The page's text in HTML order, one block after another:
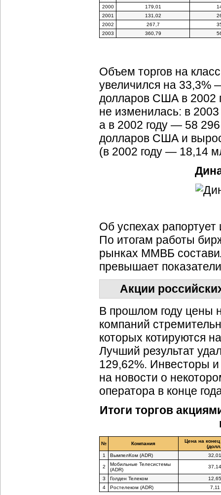
2000
179,01
2001
131,02
2002
267,7
2003
360,79
Объем торгов на
увеличился на
долларов США в 2002
не изменилась: в
а в 2002 году — 58
долларов США и
(в 2002 году — 18,14
Об успехах
По итогам работы
рынках ММВБ
превышает
Акции
В прошлом году цены
компаний
которых котируются
Лучший результат
129,62%. Инвесторы
на новости о
оператора в конце
Итоги торгов
№ Компания
Цена на конец
1
ВымпелКом (ADR) 32,01
2
Мобильные Телесистемы
(ADR)
37,14
3 Голден Телеком
12,65
4
Ростелеком (ADR) 7,11